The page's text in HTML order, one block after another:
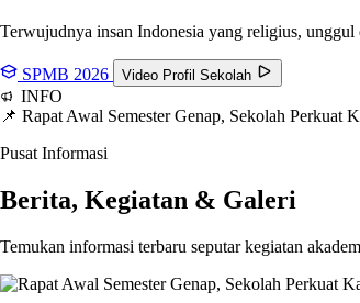
Terwujudnya insan Indonesia yang religius,
SPMB 2026 Video Profil Sekolah
INFO
📌 Rapat Awal Semester Genap, Sekolah
Pusat Informasi
Berita, Kegiatan & Galeri
Temukan informasi terbaru seputar kegiatan